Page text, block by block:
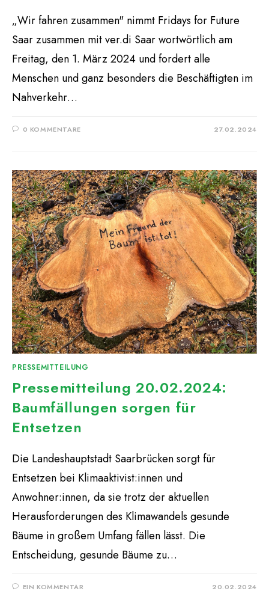
„Wir fahren zusammen" nimmt Fridays for Future
Saar zusammen mit ver.di Saar wortwörtlich am
Freitag, den 1. März 2024 und fordert alle
Menschen und ganz besonders die Beschäftigten im
Nahverkehr…
0 KOMMENTARE 27.02.2024
PRESSEMITTEILUNG
Pressemitteilung 20.02.2024:
Baumfällungen sorgen für
Entsetzen
Die Landeshauptstadt Saarbrücken sorgt für
Entsetzen bei Klimaaktivist:innen und
Anwohner:innen, da sie trotz der aktuellen
Herausforderungen des Klimawandels gesunde
Bäume in großem Umfang fällen lässt. Die
Entscheidung, gesunde Bäume zu…
EIN KOMMENTAR 20.02.2024